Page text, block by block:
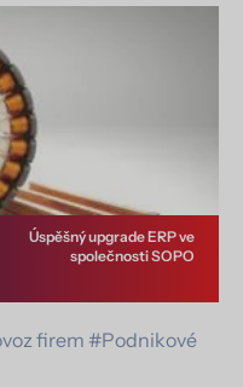
firem #Podnikové
Úspěšný upgrade ERP ve
společnosti SOPO